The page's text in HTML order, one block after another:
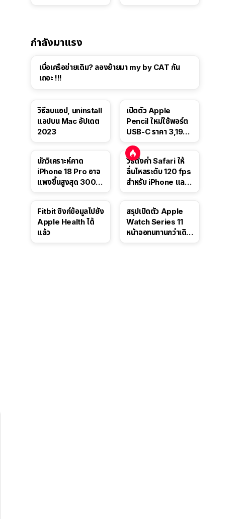
กำลังมาแรง
เบื่อเครือข่ายเดิม? ลองย้ายมา my by CAT กัน
เถอะ !!!
วิธีลบแอป, uninstall
แอปบน Mac อัปเดต
2023
เปิดตัว Apple
Pencil ใหม่ใช้พอร์ต
USB-C ราคา 3,190
นี้
นักวิเคราะห์คาด
iPhone 18 Pro อาจ
แพงขึ้นสูงสุด 300
วิธีตั้งค่า Safari ให้
ลื่นไหลระดับ 120 fps
สำหรับ iPhone และ
Fitbit ซิงก์ข้อมูลไปยัง
Apple Health ได้
แล้ว
สรุปเปิดตัว Apple
Watch Series 11
หน้าจอทนทานกว่าเดิม